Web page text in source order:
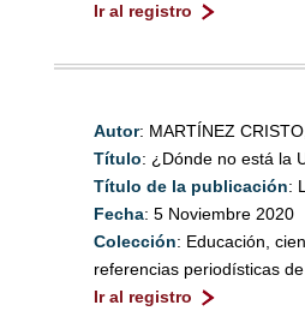
Ir al registro
Autor: MARTÍNEZ
Título: ¿Dónde no está la
Título de la publicación:
Fecha: 5 Noviembre 2020
Colección: Educación,
referencias periodísticas
Ir al registro